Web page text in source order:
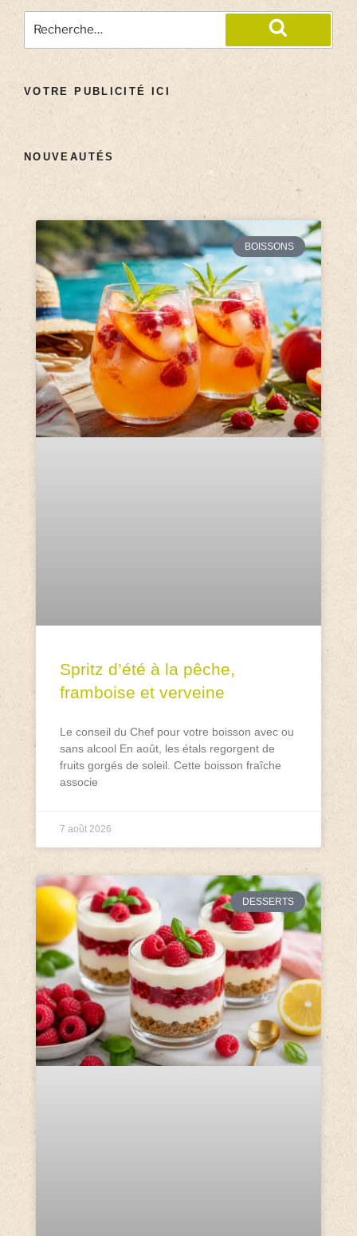
VOTRE PUBLICITÉ ICI
NOUVEAUTÉS
BOISSONS
Spritz d’été à la pêche,
framboise et verveine
Le conseil du Chef pour votre boisson avec ou
sans alcool En août, les étals regorgent de
fruits gorgés de soleil. Cette boisson fraîche
associe
7 août 2026
DESSERTS